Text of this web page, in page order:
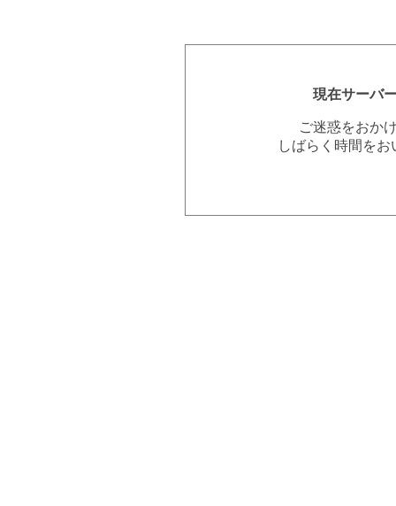
現在サーバ
ご迷惑をおか
しばらく時間を